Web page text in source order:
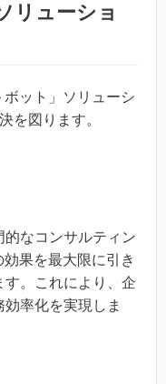
リューショ
ット」ソリューシ
を図ります。
なコンサルティン
果を最大限に引き
。これにより、企
率化を実現しま